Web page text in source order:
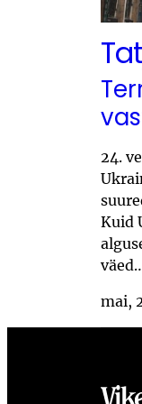
24.
Kuid
mai,